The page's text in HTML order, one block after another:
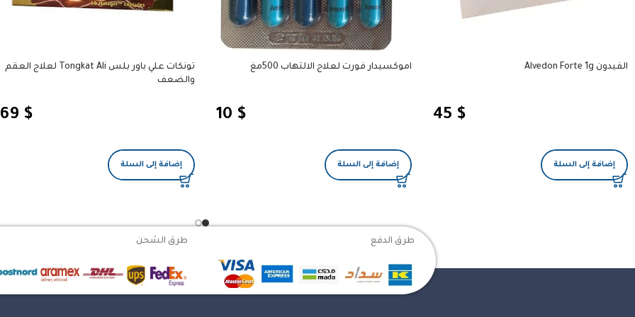
الفيدون Alvedon Forte 1g
45 $
إضافة إلى السلة
اموكسيدار فورت لعلاج الالتهاب 500مغ
10 $
إضافة إلى السلة
تونكات علي باور بلس Tongkat Ali لعلاج العقم
والضعف
69 $
إضافة إلى السلة
طرق الدفع طرق الشحن